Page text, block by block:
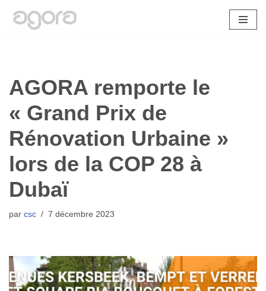
AGORA remporte le
« Grand Prix de
Rénovation Urbaine »
lors de la COP 28 à
Dubaï
par csc 7 décembre 2023